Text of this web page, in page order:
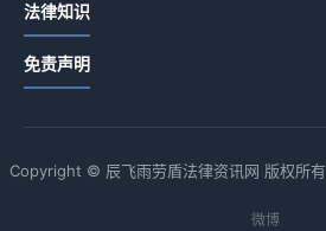
法律知识
免责声明
Copyright © 辰飞雨劳盾法律资讯网 版权所有
微博